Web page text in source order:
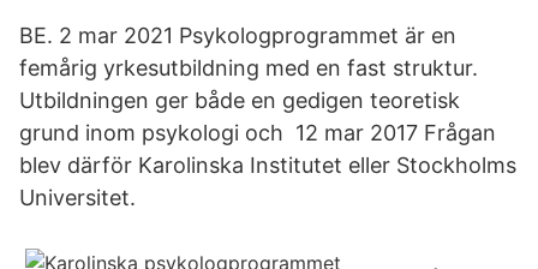
BE. 2 mar 2021 Psykologprogrammet är en
femårig yrkesutbildning med en fast struktur.
Utbildningen ger både en gedigen teoretisk
grund inom psykologi och 12 mar 2017 Frågan
blev därför Karolinska Institutet eller Stockholms
Universitet.